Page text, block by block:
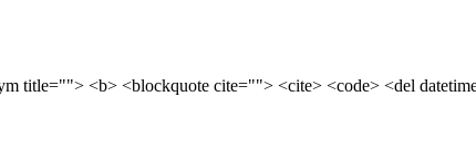
title=""> <b> <blockquote cite=""> <cite> <code> <del